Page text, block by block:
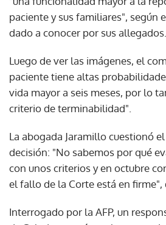
paciente y sus familiares", según
dado a conocer por sus allegados.
Luego de ver las imágenes, el
paciente tiene altas
vida mayor a seis meses, por lo
criterio de terminabilidad".
La abogada Jaramillo cuestionó
decisión: "No sabemos por qué
con unos criterios y en octubre
el fallo de la Corte está en firme",
Interrogado por la AFP, un